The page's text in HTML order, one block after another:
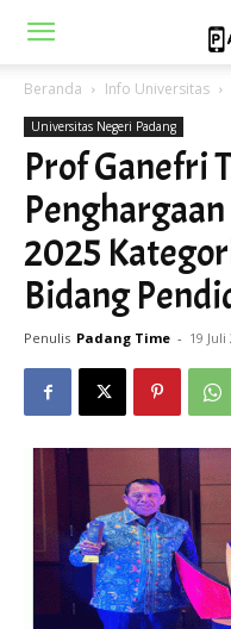
Beranda Info Universitas
Universitas Negeri Padang
Prof Ganefri
2025
Bidang
Penulis Padang Time - 19 Juli